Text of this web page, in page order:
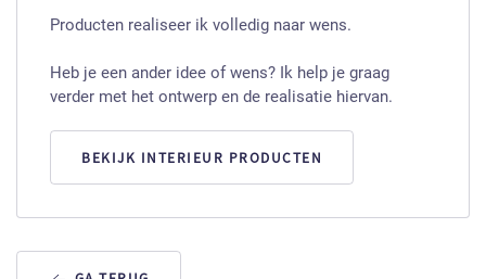
Producten realiseer ik volledig naar wens.
Heb je een ander idee of wens? Ik help je graag
verder met het ontwerp en de realisatie hiervan.
BEKIJK INTERIEUR PRODUCTEN